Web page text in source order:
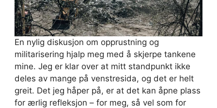
En nylig diskusjon om opprustning og
militarisering hjalp meg med å skjerpe tankene
mine. Jeg er klar over at mitt standpunkt ikke
deles av mange på venstresida, og det er helt
greit. Det jeg håper på, er at det kan åpne plass
for ærlig refleksjon – for meg, så vel som for